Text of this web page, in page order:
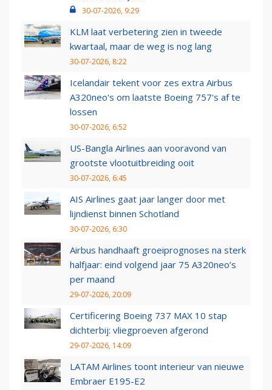
30-07-2026, 9:29
KLM laat verbetering zien in tweede
kwartaal, maar de weg is nog lang
30-07-2026, 8:22
Icelandair tekent voor zes extra Airbus
A320neo's om laatste Boeing 757's af te
lossen
30-07-2026, 6:52
US-Bangla Airlines aan vooravond van
grootste vlootuitbreiding ooit
30-07-2026, 6:45
AIS Airlines gaat jaar langer door met
lijndienst binnen Schotland
30-07-2026, 6:30
Airbus handhaaft groeiprognoses na sterk
halfjaar: eind volgend jaar 75 A320neo’s
per maand
29-07-2026, 20:09
Certificering Boeing 737 MAX 10 stap
dichterbij: vliegproeven afgerond
29-07-2026, 14:09
LATAM Airlines toont interieur van nieuwe
Embraer E195-E2